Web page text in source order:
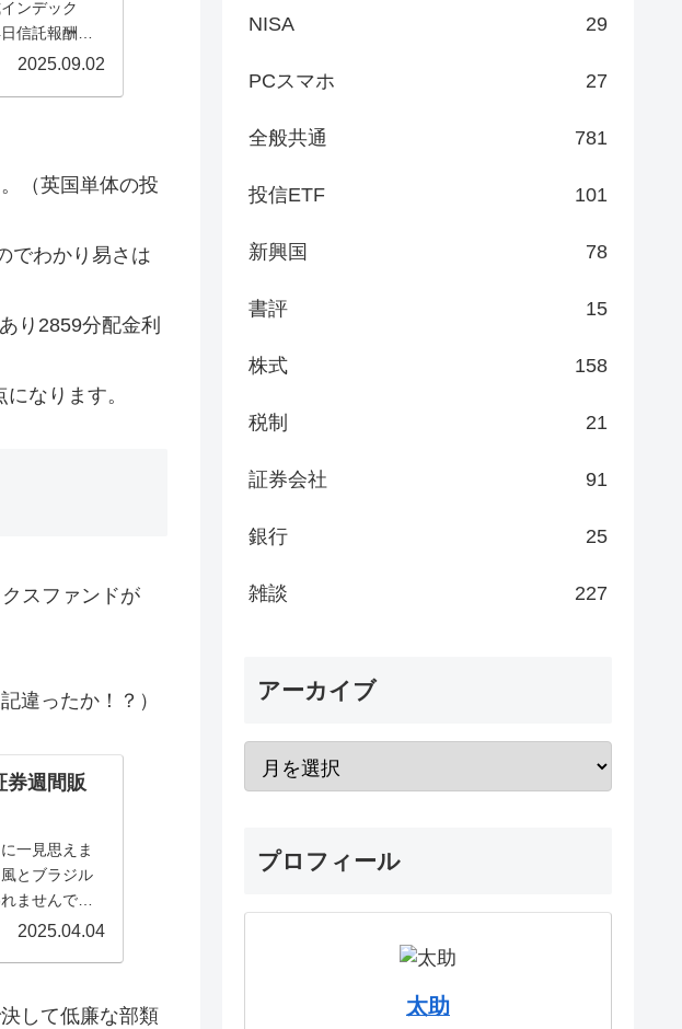
ンデック
信託報酬：
2025.09.02
（英国単体の投
でわかり易さは
り2859分配金利
なります。
スファンドが
違ったか！？）
券週間販
一見思えま
とブラジル
ませんでし
2025.04.04
して低廉な部類
NISA 29
PCスマホ 27
全般共通 781
投信ETF 101
新興国 78
書評 15
株式 158
税制 21
証券会社 91
銀行 25
雑談 227
アーカイブ
プロフィール
太助